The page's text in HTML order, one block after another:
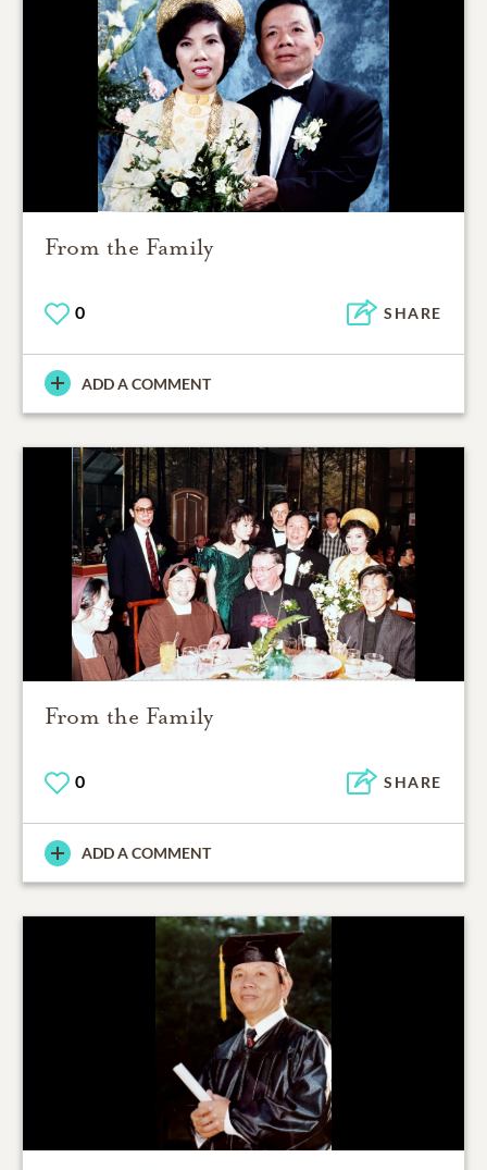
From the Family
0 SHARE
ADD A COMMENT
From the Family
0 SHARE
ADD A COMMENT